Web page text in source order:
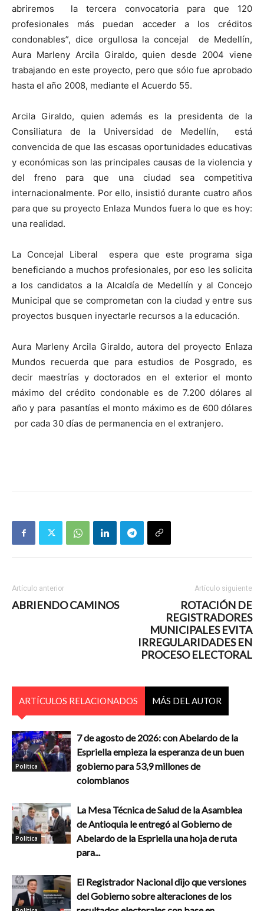
abriremos la tercera convocatoria para que 120
profesionales más puedan acceder a los créditos
condonables”, dice orgullosa la concejal de Medellín,
Aura Marleny Arcila Giraldo, quien desde 2004 viene
trabajando en este proyecto, pero que sólo fue aprobado
hasta el año 2008, mediante el Acuerdo 55.
Arcila Giraldo, quien además es la presidenta de la
Consiliatura de la Universidad de Medellín, está
convencida de que las escasas oportunidades educativas
y económicas son las principales causas de la violencia y
del freno para que una ciudad sea competitiva
internacionalmente. Por ello, insistió durante cuatro años
para que su proyecto Enlaza Mundos fuera lo que es hoy:
una realidad.
La Concejal Liberal espera que este programa siga
beneficiando a muchos profesionales, por eso les solicita
a los candidatos a la Alcaldía de Medellín y al Concejo
Municipal que se comprometan con la ciudad y entre sus
proyectos busquen inyectarle recursos a la educación.
Aura Marleny Arcila Giraldo, autora del proyecto Enlaza
Mundos recuerda que para estudios de Posgrado, es
decir maestrías y doctorados en el exterior el monto
máximo del crédito condonable es de 7.200 dólares al
año y para pasantías el monto máximo es de 600 dólares
por cada 30 días de permanencia en el extranjero.
Artículo anterior
ABRIENDO CAMINOS
Artículo siguiente
ROTACIÓN DE
REGISTRADORES
MUNICIPALES EVITA
IRREGULARIDADES EN
PROCESO ELECTORAL
ARTÍCULOS RELACIONADOS MÁS DEL AUTOR
Política
7 de agosto de 2026: con Abelardo de la
Espriella empieza la esperanza de un buen
gobierno para 53,9 millones de
colombianos
Política
La Mesa Técnica de Salud de la Asamblea
de Antioquia le entregó al Gobierno de
Abelardo de la Espriella una hoja de ruta
para...
El Registrador Nacional dijo que versiones
del Gobierno sobre alteraciones de los